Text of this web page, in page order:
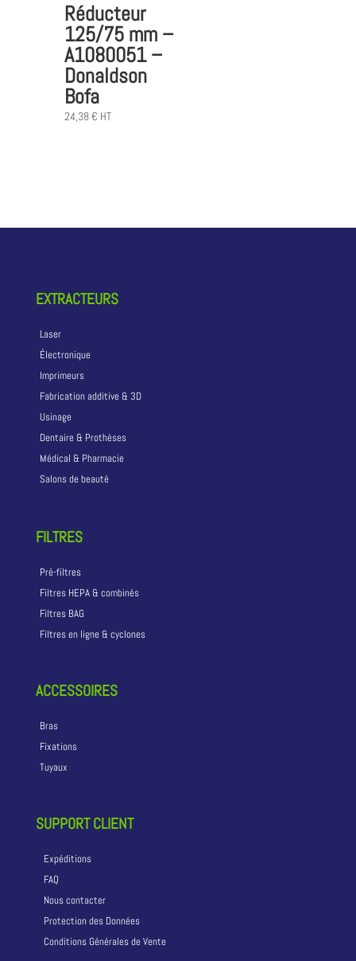
Réducteur
125/75 mm –
A1080051 –
Donaldson
Bofa
24,38€ HT
EXTRACTEURS
Laser
Électronique
Imprimeurs
Fabrication additive & 3D
Usinage
Dentaire & Prothèses
Médical & Pharmacie
Salons de beauté
FILTRES
Pré-filtres
Filtres HEPA & combinés
Filtres BAG
Filtres en ligne & cyclones
ACCESSOIRES
Bras
Fixations
Tuyaux
SUPPORT CLIENT
Expéditions
FAQ
Nous contacter
Protection des Données
Conditions Générales de Vente